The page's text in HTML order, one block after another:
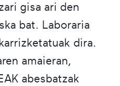
gisa ari den
bat. Laboraria
dira.
amaieran,
abesbatzak